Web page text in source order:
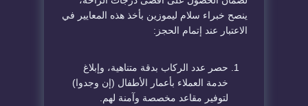
ينصح خبراء سلام ليموزين بأخذ هذه المعايير في
الاعتبار عند إتمام الحجز:
حصر عدد الركاب بدقة متناهية، وإبلاغ
خدمة العملاء بأعمار الأطفال (إن وجدوا)
لتوفير مقاعد مخصصة وآمنة لهم.